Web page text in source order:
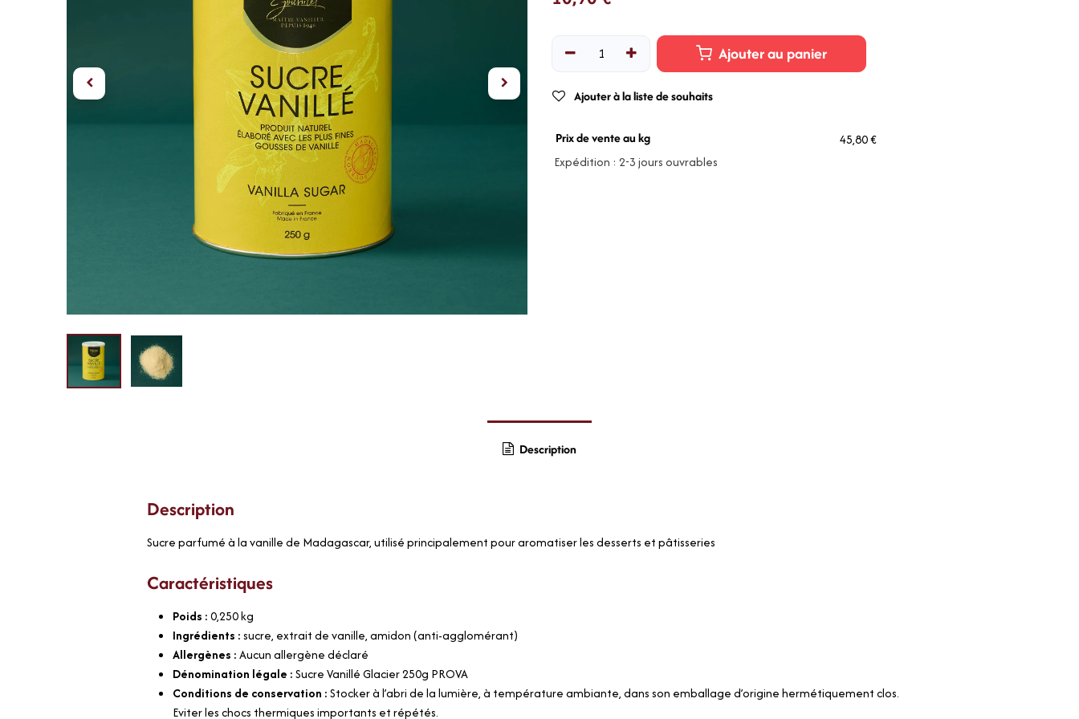
Ajouter au panier
Ajouter à la liste de souhaits
Prix de vente au kg
45,80 €
Expédition : 2-3 jours ouvrables
Description
Description
Sucre parfumé à la vanille de Madagascar, utilisé principalement pour aromatiser les desserts et pâtisseries
Caractéristiques
Poids :0,250kg
Ingrédients :sucre, extrait de vanille, amidon (anti-agglomérant)
Allergènes :Aucun allergène déclaré
Dénomination légale :Sucre Vanillé Glacier 250g PROVA
Conditions de conservation :Stocker à l’abri de la lumière, à température ambiante, dans son emballage d’origine hermétiquement clos.
Eviter les chocs thermiques importants et répétés.